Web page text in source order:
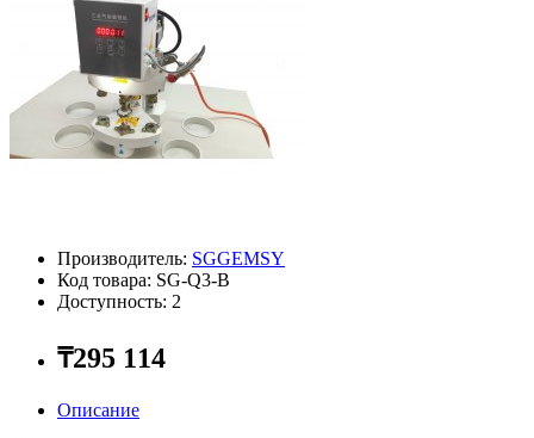
Производитель: SGGEMSY
Код товара: SG-Q3-B
Доступность: 2
₸295 114
Описание